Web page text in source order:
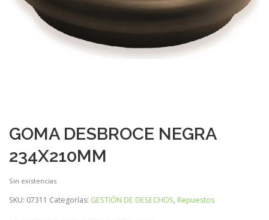
GOMA DESBROCE NEGRA
234X210MM
Sin existencias
SKU: 07311 Categorías: GESTIÓN DE DESECHOS, Repuestos